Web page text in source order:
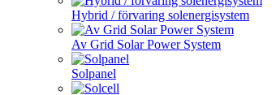
Hybrid / förvaring solenergisystem
Av Grid Solar Power System
Solpanel